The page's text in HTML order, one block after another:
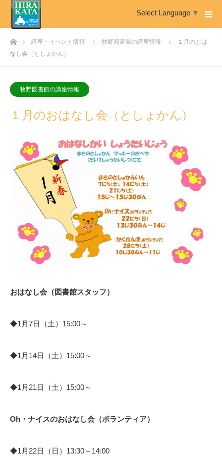
Select Language ▼
ホーム講座・イベント情報 牧野図書館の講座情報
１月のおは
なし会（としょかん）
牧野図書館の講座情報
１月のおはなし会（としょかん）
おはなし会（図書館スタッフ）
◆1月7日（土）15:00～
◆1月14日（土）15:00～
◆1月21日（土）15:00～
Oh・ナイスのおはなし会（ボランティア）
◆1月22日（日）13:30～14:00